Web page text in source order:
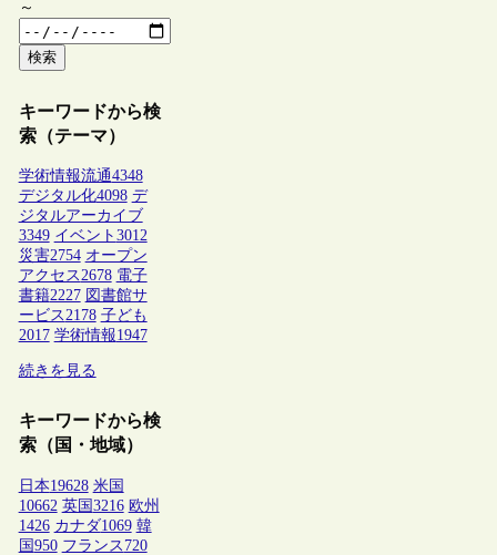
～
検索
キーワードから検
索（テーマ）
学術情報流通4348
デジタル化4098 デ
ジタルアーカイブ
3349 イベント 3012
災害2754 オープン
アクセス2678 電子
書籍2227 図書館サ
ービス2178 子ども
2017 学術情報1947
続きを見る
キーワードから検
索（国・地域）
日本19628 米国
10662 英国3216 欧州
1426 カナダ1069 韓
国950 フランス 720